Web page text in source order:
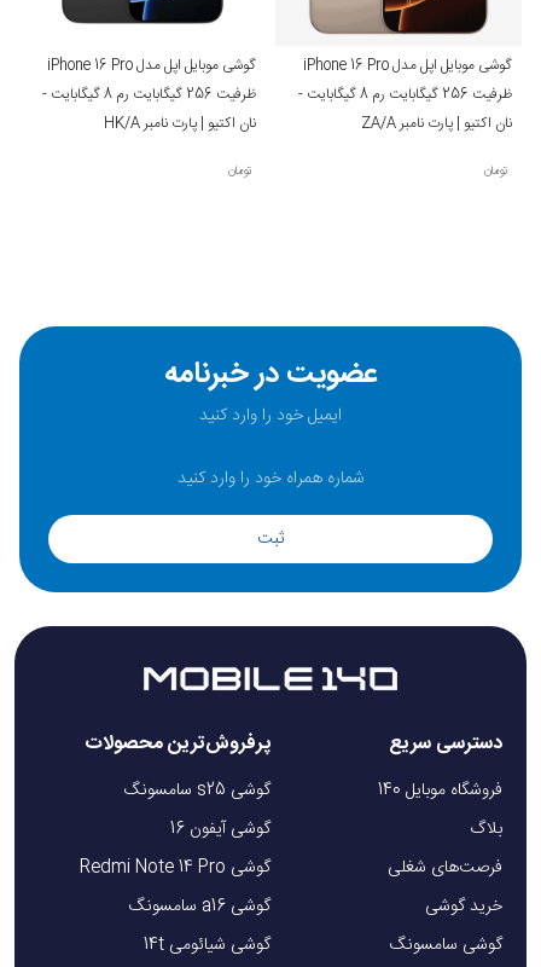
گوشی موبایل اپل مدل iPhone 16 Pro
ظرفیت 256 گیگابایت رم 8 گیگابایت -
نان اکتیو | پارت نامبر ZA/A
تومان
گوشی موبایل اپل مدل iPhone 16 Pro
ظرفیت 256 گیگابایت رم 8 گیگابایت -
نان اکتیو | پارت نامبر HK/A
تومان
عضویت در خبرنامه
ثبت
دسترسی سریع
فروشگاه موبایل 140
بلاگ
فرصت‌های شغلی
خرید گوشی
گوشی سامسونگ
پرفروش‌ترین محصولات
گوشی s25 سامسونگ
گوشی آیفون 16
گوشی Redmi Note 14 Pro
گوشی a16 سامسونگ
گوشی شیائومی 14t